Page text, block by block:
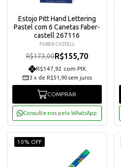
Estojo Pitt Hand Lettering
Pastel com 6 Canetas Faber-
castell 267116
FABER CASTELL
R$173,00R$155,70
R$147,92 com PIX
3 x de R$51,90 sem juros
COMPRAR
Consulte-nos pelo WhatsApp
10% OFF